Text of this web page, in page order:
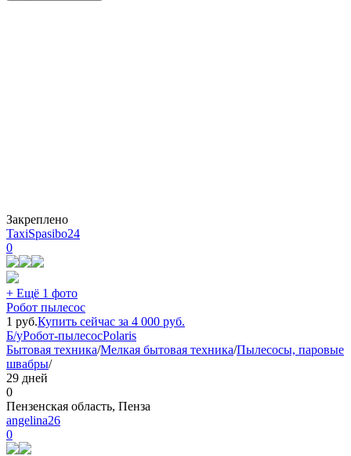
Закреплено
TaxiSpasibo24
0
+ Ещё 1 фото
Робот пылесос
1 руб.Купить сейчас за 4 000 руб.
Б/уРобот-пылесосPolaris
Бытовая техника/Мелкая бытовая техника/Пылесосы, паровые
швабры/
29 дней
0
Пензенская область, Пенза
angelina26
0